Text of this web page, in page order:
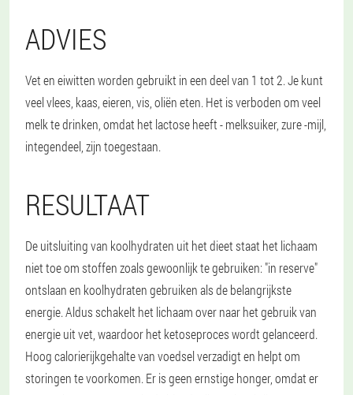
ADVIES
Vet en eiwitten worden gebruikt in een deel van 1 tot 2. Je kunt
veel vlees, kaas, eieren, vis, oliën eten. Het is verboden om veel
melk te drinken, omdat het lactose heeft - melksuiker, zure -mijl,
integendeel, zijn toegestaan.
RESULTAAT
De uitsluiting van koolhydraten uit het dieet staat het lichaam
niet toe om stoffen zoals gewoonlijk te gebruiken: "in reserve"
ontslaan en koolhydraten gebruiken als de belangrijkste
energie. Aldus schakelt het lichaam over naar het gebruik van
energie uit vet, waardoor het ketoseproces wordt gelanceerd.
Hoog calorierijkgehalte van voedsel verzadigt en helpt om
storingen te voorkomen. Er is geen ernstige honger, omdat er